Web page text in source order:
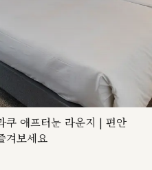
쿠 애프터눈 라운지 | 편안
겨보세요